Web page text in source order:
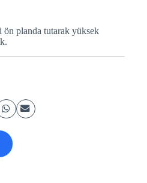
planda tutarak yüksek